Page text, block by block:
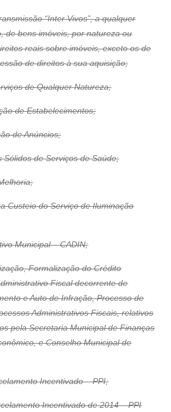
“Inter Vivos”, a qualquer
de bens imóveis, por natureza ou
reais sobre imóveis, exceto os de
de direitos à sua aquisição;
de Qualquer Natureza;
de Estabelecimentos;
de Anúncios;
Sólidos de Serviços de Saúde;
Custeio do Serviço de Iluminação
Municipal – CADIN;
Formalização do Crédito
Fiscal decorrente de
e Auto de Infração, Processo de
Administrativos Fiscais, relativos
pela Secretaria Municipal de Finanças
e Conselho Municipal de
Incentivado – PPI;
Incentivado de 2014 – PPI